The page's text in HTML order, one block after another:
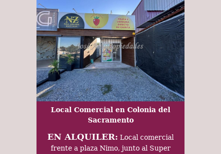
Local Comercial en Colonia del
Sacramento
EN ALQUILER:
frente a plaza Nimo, junto al Super